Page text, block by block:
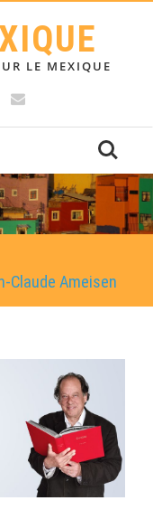
LE MEXIQUE
Claude Ameisen